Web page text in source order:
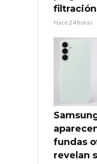
filtración
Hace 24 horas
fundas
revelan